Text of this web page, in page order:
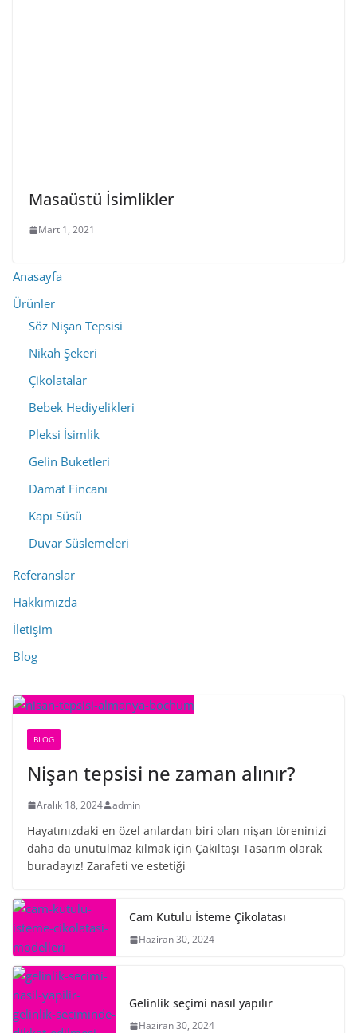
Masaüstü İsimlikler
Mart 1, 2021
Anasayfa
Ürünler
Söz Nişan Tepsisi
Nikah Şekeri
Çikolatalar
Bebek Hediyelikleri
Pleksi İsimlik
Gelin Buketleri
Damat Fincanı
Kapı Süsü
Duvar Süslemeleri
Referanslar
Hakkımızda
İletişim
Blog
BLOG
Nişan tepsisi ne zaman alınır?
Aralık 18, 2024 admin
Hayatınızdaki en özel anlardan biri olan nişan töreninizi
daha da unutulmaz kılmak için Çakıltaşı Tasarım olarak
buradayız! Zarafeti ve estetiği
Cam Kutulu İsteme Çikolatası
Haziran 30, 2024
Gelinlik seçimi nasıl yapılır
Haziran 30, 2024